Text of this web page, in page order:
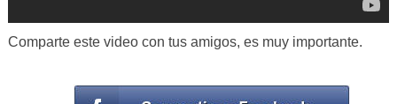
Comparte este video con tus amigos, es muy importante.